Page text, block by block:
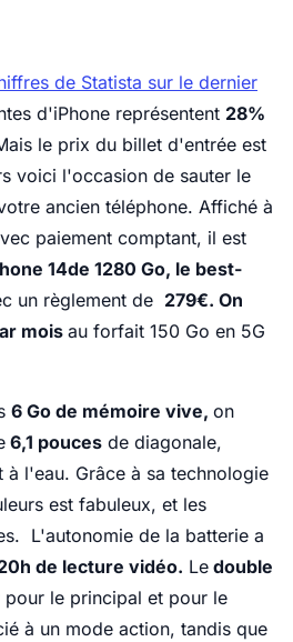
de Statista sur le dernier
d'iPhone représentent 28%
le prix du billet d'entrée est
voici l'occasion de sauter le
ancien téléphone. Affiché à
paiement comptant, il est
14de 1280 Go, le best-
un règlement de 279€. On
mois au forfait 150 Go en 5G
6 Go de mémoire vive, on
6,1 pouces de diagonale,
à l'eau. Grâce à sa technologie
est fabuleux, et les
L'autonomie de la batterie a
de lecture vidéo. Le double
pour le principal et pour le
à un mode action, tandis que